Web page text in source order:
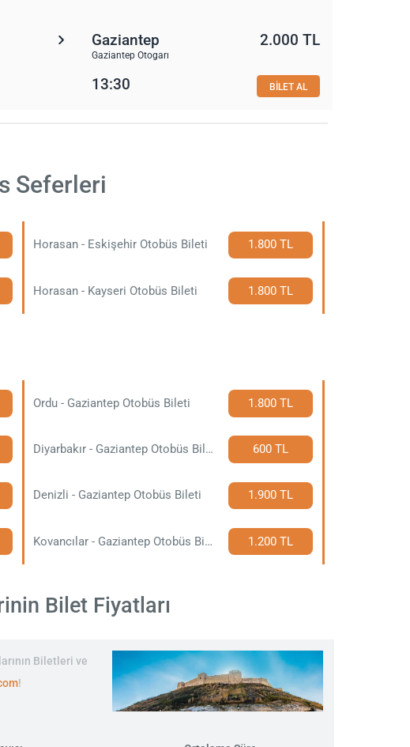
Gaziantep
Gaziantep Otogarı
2.000 TL
13:30 BİLET AL
Seferleri
Horasan - Eskişehir Otobüs Bileti 1.800 TL
Horasan - Kayseri Otobüs Bileti 1.800 TL
Ordu - Gaziantep Otobüs Bileti 1.800 TL
Diyarbakır - Gaziantep Otobüs Bileti 600 TL
Denizli - Gaziantep Otobüs Bileti 1.900 TL
Kovancılar - Gaziantep Otobüs Bileti 1.200 TL
Bilet Fiyatları
Biletleri ve
!